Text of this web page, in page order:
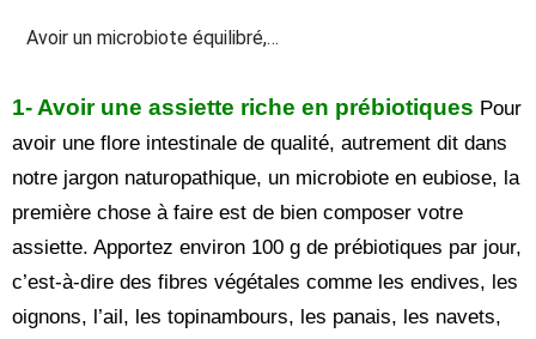
Avoir un microbiote équilibré,…
1- Avoir une assiette riche en prébiotiques Pour
avoir une flore intestinale de qualité, autrement dit dans
notre jargon naturopathique, un microbiote en eubiose, la
première chose à faire est de bien composer votre
assiette. Apportez environ 100 g de prébiotiques par jour,
c’est-à-dire des fibres végétales comme les endives, les
oignons, l’ail, les topinambours, les panais, les navets,